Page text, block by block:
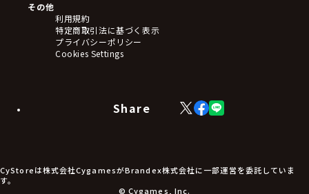
ステッカー・シール・カード
タペストリー・ポスター
アームサポーター
ブレードホルダー
食品・飲料品
アパレル小物
アクセサリー
その他
利用規約
特定商取引法に基づく表示
プライバシーポリシー
Cookies Settings
Share
X
(Twitter)
Facebook
LINE
CyStoreは株式会社CygamesがBrandex株式会社に一部運営を委託していま
す。
© Cygames, Inc.